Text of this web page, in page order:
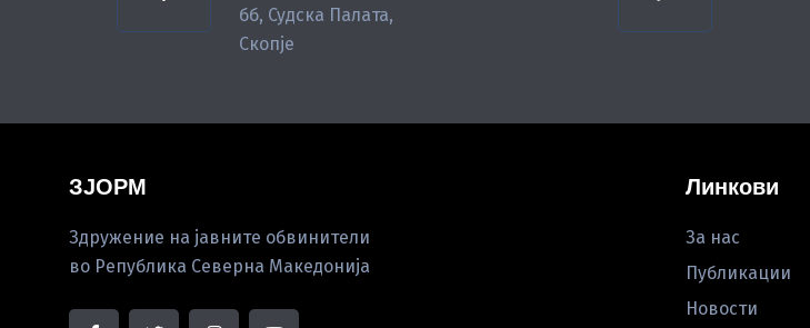
бб, Судска Палата,
Скопје
ЗЈОРМ
Здружение на јавните обвинители
во Република Северна Македонија
Линкови
За нас
Публикации
Новости